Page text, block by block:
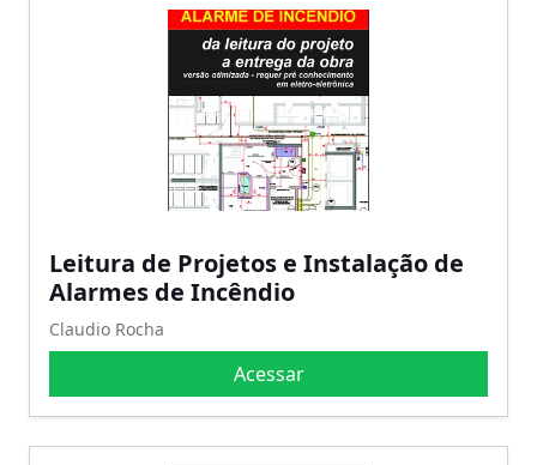
Leitura de Projetos e Instalação de
Alarmes de Incêndio
Claudio Rocha
Acessar